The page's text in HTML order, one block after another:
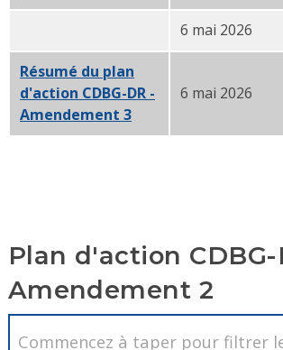
plan d'action CDBG-DR
6 mai 2026
Résumé du plan
d'action CDBG-DR -
Amendement 3- Créole haïtien PDF
6 mai 2026
Plan d'action CDBG-
Amendement 2